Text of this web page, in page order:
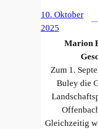
10. Oktober
2025
Marion
Zum 1.
Buley die
Gleichzeitig